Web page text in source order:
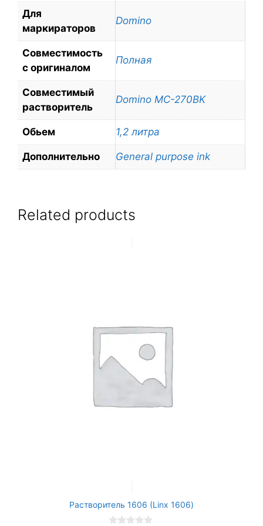
Для
маркираторов
Domino
Совместимость
с оригиналом
Полная
Совместимый
растворитель
Domino MC-270BK
Обьем 1,2 литра
Дополнительно General purpose ink
Related products
Растворитель 1606 (Linx 1606)